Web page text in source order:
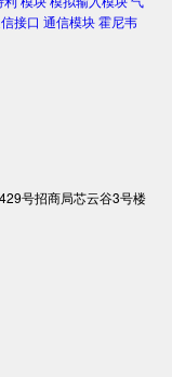
接口 通信模块霍尼韦
号招商局芯云谷3号楼